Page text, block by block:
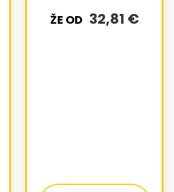
ŽE OD 32,81 €